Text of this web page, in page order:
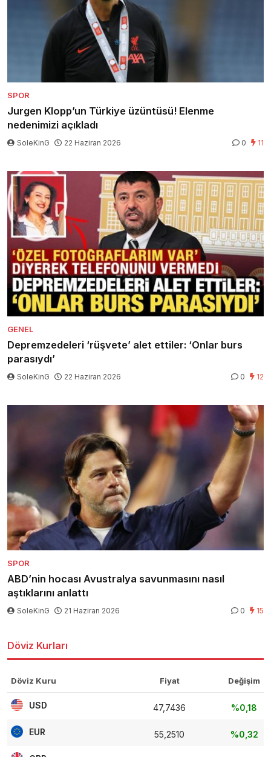
SPOR
Jurgen Klopp’un Türkiye üzüntüsü! Elenme
nedenimizi açıkladı
SoleKinG 22 Haziran 2026 0 11
GENEL
Depremzedeleri ‘rüşvete’ alet ettiler: ‘Onlar burs
parasıydı’
SoleKinG 22 Haziran 2026 0 12
SPOR
ABD’nin hocası Avustralya savunmasını nasıl
aştıklarını anlattı
SoleKinG 21 Haziran 2026 0 15
Döviz Kurları
Döviz Kuru Fiyat Değişim
USD 47,7436 %0,18
EUR 55,2510 %0,32